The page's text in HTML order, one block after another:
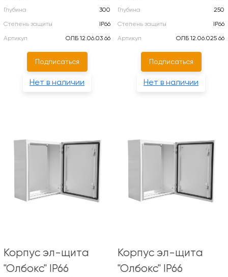
Глубина
300
Степень защиты
IP66
Артикул
ОЛБ 12.06.03 66
Подписаться
Нет в наличии
Глубина
250
Степень защиты
IP66
Артикул
ОЛБ 12.06.025 66
Подписаться
Нет в наличии
Корпус эл-щита
"Олбокс" IP66
Корпус эл-щита
"Олбокс" IP66